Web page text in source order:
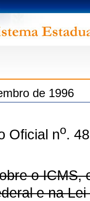
de 1996
Oficial no.
o ICMS,
e na